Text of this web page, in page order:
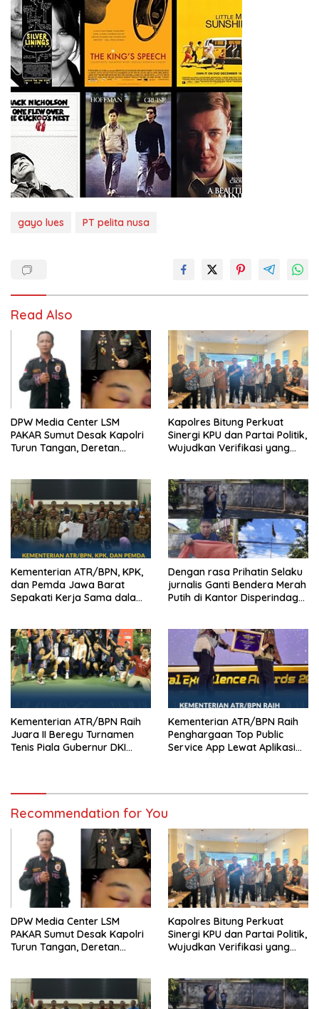
gayo lues PT pelita nusa
Read Also
DPW Media Center LSM
PAKAR Sumut Desak Kapolri
Turun Tangan, Deretan
Gowasa Dinilai Harus Dibuka
Terang – Benderang
Kapolres Bitung Perkuat
Sinergi KPU dan Partai Politik,
Wujudkan Verifikasi yang
Kementerian ATR/BPN, KPK,
dan Pemda Jawa Barat
Sepakati Kerja Sama dalam
Daerah
Dengan rasa Prihatin Selaku
jurnalis Ganti Bendera Merah
Putih di Kantor Disperindag
Kementerian ATR/BPN Raih
Juara II Beregu Turnamen
Tenis Piala Gubernur DKI
Kementerian ATR/BPN Raih
Penghargaan Top Public
Service App Lewat Aplikasi
Recommendation for You
DPW Media Center LSM
PAKAR Sumut Desak Kapolri
Turun Tangan, Deretan
Gowasa Dinilai Harus Dibuka
Terang – Benderang
Kapolres Bitung Perkuat
Sinergi KPU dan Partai Politik,
Wujudkan Verifikasi yang